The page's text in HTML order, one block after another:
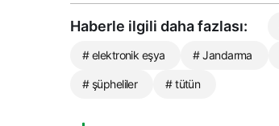
Haberle ilgili daha fazlası:
# elektronik eşya # Jandarma
# şüpheliler # tütün